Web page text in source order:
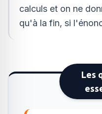
calculs et on ne
qu'à la fin, si
Les